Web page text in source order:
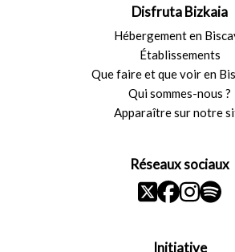
Disfruta Bizkaia
Hébergement en
Établissements
Que faire et que voir en
Qui sommes-nous ?
Apparaître sur notre
Réseaux sociaux
Initiative